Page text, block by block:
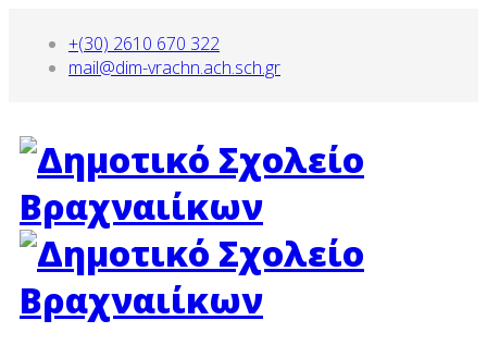
+(30) 2610 670 322
mail@dim-vrachn.ach.sch.gr